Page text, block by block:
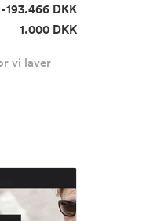
-193.466 DKK
1.000 DKK
vi laver